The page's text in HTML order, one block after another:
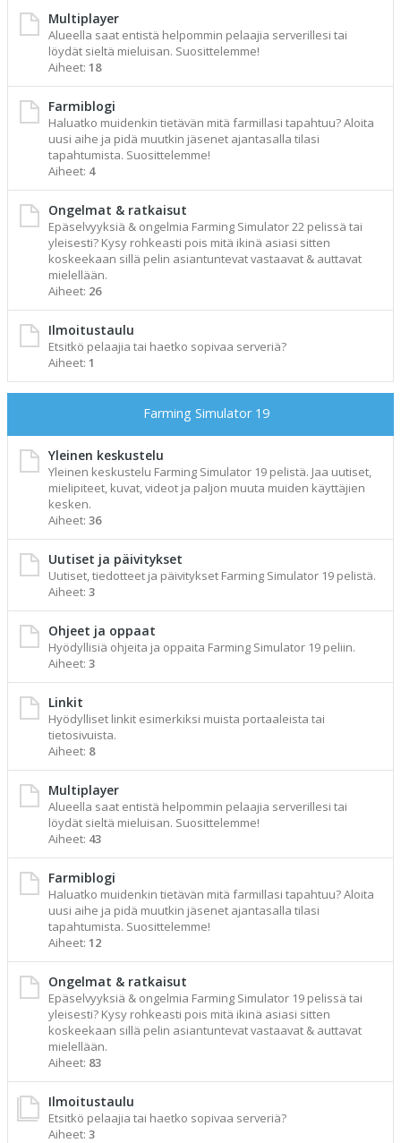
Multiplayer
Alueella saat entistä helpommin pelaajia serverillesi tai
löydät sieltä mieluisan. Suosittelemme!
Aiheet: 18
Farmiblogi
Haluatko muidenkin tietävän mitä farmillasi tapahtuu? Aloita
uusi aihe ja pidä muutkin jäsenet ajantasalla tilasi
tapahtumista. Suosittelemme!
Aiheet: 4
Ongelmat & ratkaisut
Epäselvyyksiä & ongelmia Farming Simulator 22 pelissä tai
yleisesti? Kysy rohkeasti pois mitä ikinä asiasi sitten
koskeekaan sillä pelin asiantuntevat vastaavat & auttavat
mielellään.
Aiheet: 26
Ilmoitustaulu
Etsitkö pelaajia tai haetko sopivaa serveriä?
Aiheet: 1
Farming Simulator 19
Yleinen keskustelu
Yleinen keskustelu Farming Simulator 19 pelistä. Jaa uutiset,
mielipiteet, kuvat, videot ja paljon muuta muiden käyttäjien
kesken.
Aiheet: 36
Uutiset ja päivitykset
Uutiset, tiedotteet ja päivitykset Farming Simulator 19 pelistä.
Aiheet: 3
Ohjeet ja oppaat
Hyödyllisiä ohjeita ja oppaita Farming Simulator 19 peliin.
Aiheet: 3
Linkit
Hyödylliset linkit esimerkiksi muista portaaleista tai
tietosivuista.
Aiheet: 8
Multiplayer
Alueella saat entistä helpommin pelaajia serverillesi tai
löydät sieltä mieluisan. Suosittelemme!
Aiheet: 43
Farmiblogi
Haluatko muidenkin tietävän mitä farmillasi tapahtuu? Aloita
uusi aihe ja pidä muutkin jäsenet ajantasalla tilasi
tapahtumista. Suosittelemme!
Aiheet: 12
Ongelmat & ratkaisut
Epäselvyyksiä & ongelmia Farming Simulator 19 pelissä tai
yleisesti? Kysy rohkeasti pois mitä ikinä asiasi sitten
koskeekaan sillä pelin asiantuntevat vastaavat & auttavat
mielellään.
Aiheet: 83
Ilmoitustaulu
Etsitkö pelaajia tai haetko sopivaa serveriä?
Aiheet: 3